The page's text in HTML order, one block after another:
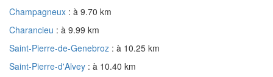
Champagneux : à 9.70 km
Charancieu : à 9.99 km
Saint-Pierre-de-Genebroz : à 10.25 km
Saint-Pierre-d'Alvey : à 10.40 km